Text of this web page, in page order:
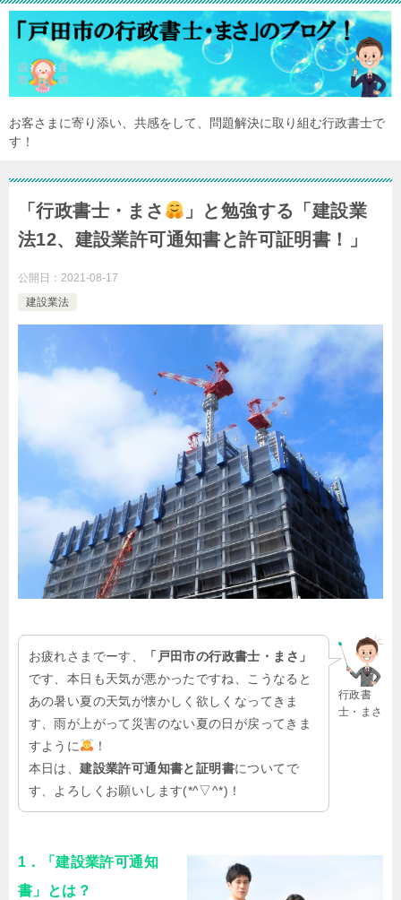
お客さまに寄り添い、共感をして、問題解決に取り組む行政書士で
す！
「行政書士・まさ
」と勉強する「建設業
法12、建設業許可通知書と許可証明書！」
公開日： 2021-08-17
建設業法
行政書
士・まさ
お疲れさまでーす、
「戸田市の行政書士・まさ」
です、本日も天気が悪かったですね、こうなると
あの暑い夏の天気が懐かしく欲しくなってきま
す、雨が上がって災害のない夏の日が戻ってきま
すように
！
本日は、建設業許可通知書と証明書についてで
す、よろしくお願いします(*^▽^*)！
1．「建設業許可通知
書」とは？